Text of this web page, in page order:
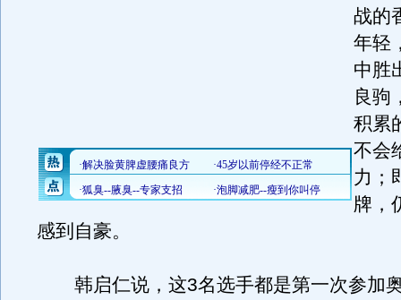
战的
年轻
中胜
良驹
积累
不会
力；
牌，
感到自豪。
韩启仁说，这3名选手都是第一次参加